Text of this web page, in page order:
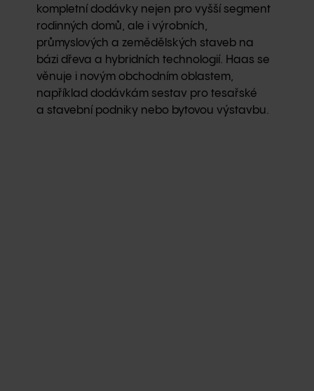
kompletní dodávky nejen pro vyšší segment
rodinných domů, ale i výrobních,
průmyslových a zemědělských staveb na
bázi dřeva a hybridních technologií. Haas se
věnuje i novým obchodním oblastem,
například dodávkám sestav pro tesařské
a stavební podniky nebo bytovou výstavbu.